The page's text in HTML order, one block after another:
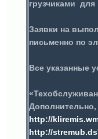
грузчиками
Заявки на
письменно по
Все указанные
http://
http://